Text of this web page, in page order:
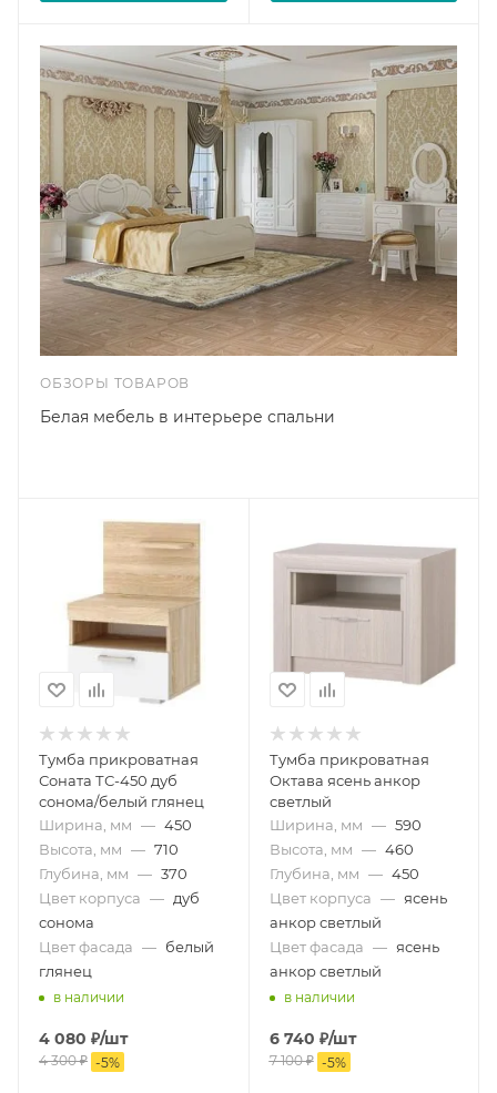
ОБЗОРЫ ТОВАРОВ
Белая мебель в интерьере спальни
Тумба прикроватная
Соната ТС-450 дуб
сонома/белый глянец
Ширина, мм — 450
Высота, мм — 710
Глубина, мм — 370
Цвет корпуса — дуб
сонома
Цвет фасада — белый
глянец
в наличии
4 080 ₽/шт
4 300₽ -5%
Тумба прикроватная
Октава ясень анкор
светлый
Ширина, мм — 590
Высота, мм — 460
Глубина, мм — 450
Цвет корпуса — ясень
анкор светлый
Цвет фасада — ясень
анкор светлый
в наличии
6 740 ₽/шт
7 100₽ -5%